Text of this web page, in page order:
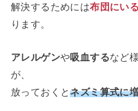
解決するためには布団にい
ります。
アレルゲンや吸血するなど
が、
放っておくとネズミ算式に